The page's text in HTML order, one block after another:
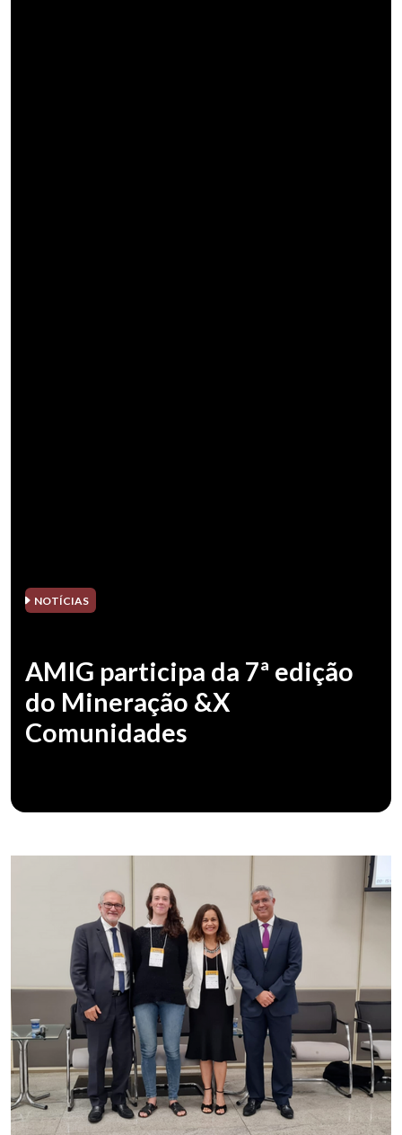
NOTÍCIAS
AMIG participa da 7ª edição
do Mineração &X
Comunidades